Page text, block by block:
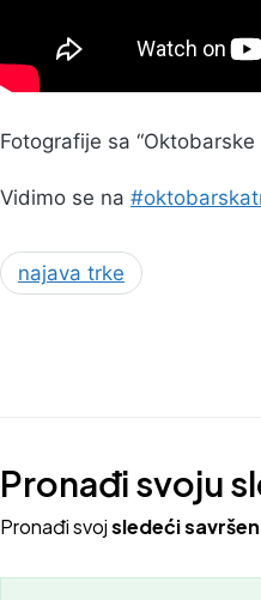
Fotografije sa
Vidimo se na
najava trke
Pronađi svoju
Pronađi svojsledeći